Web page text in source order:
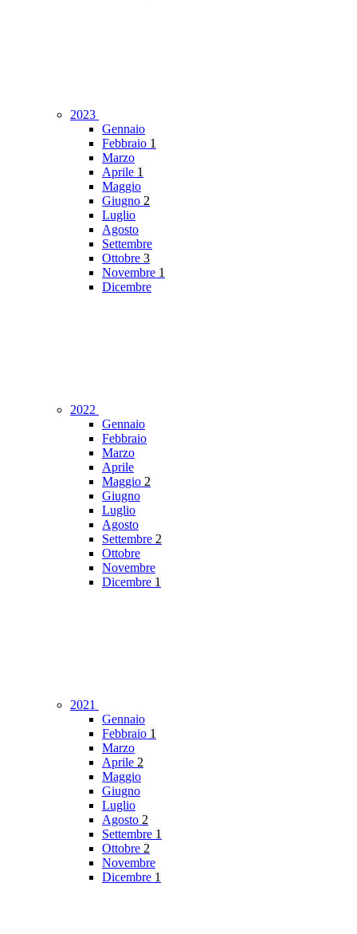
2023
Gennaio
Febbraio 1
Marzo
Aprile 1
Maggio
Giugno 2
Luglio
Agosto
Settembre
Ottobre 3
Novembre 1
Dicembre
2022
Gennaio
Febbraio
Marzo
Aprile
Maggio 2
Giugno
Luglio
Agosto
Settembre 2
Ottobre
Novembre
Dicembre 1
2021
Gennaio
Febbraio 1
Marzo
Aprile 2
Maggio
Giugno
Luglio
Agosto 2
Settembre 1
Ottobre 2
Novembre
Dicembre 1